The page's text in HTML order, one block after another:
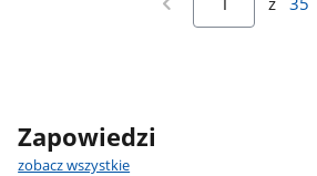
Zapowiedzi
zobacz wszystkie